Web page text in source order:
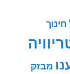
חינוך
מבזק